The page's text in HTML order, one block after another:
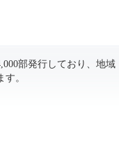
部発行しており、地域
。